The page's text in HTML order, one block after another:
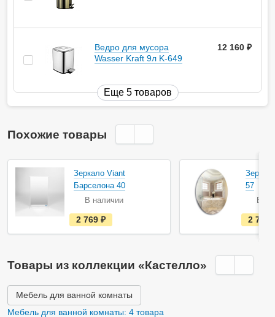
Ведро для мусора
Wasser Kraft 9л K-649
12 160
Еще 5 товаров
Похожие товары
Зеркало Viant
Барселона 40
В наличии
е
с
т
а
и
ч
и
и
2 769
57
В
2 797
Товары из коллекции «Кастелло»
Мебель для ванной комнаты
Мебель для ванной комнаты: 4 товара